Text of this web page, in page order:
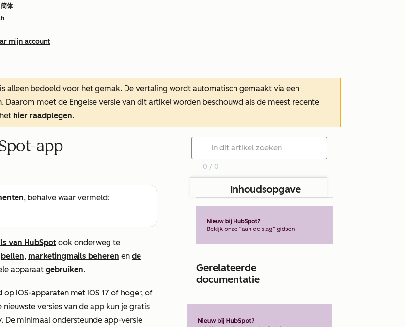
体
mijn account
alleen bedoeld voor het gemak. De vertaling wordt automatisch gemaakt via een
moet de Engelse versie van dit artikel worden beschouwd als de meest recente
hier raadplegen.
app
, behalve waar vermeld:
van HubSpot ook onderweg te
bellen, marketingmails beheren en de
apparaat gebruiken.
iOS-apparaten met iOS 17 of hoger, of
versies van de app kun je gratis
De minimaal ondersteunde app-versie
0 / 0
Inhoudsopgave
Gerelateerde
documentatie